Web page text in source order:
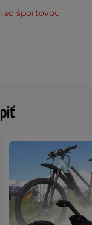
so športovou